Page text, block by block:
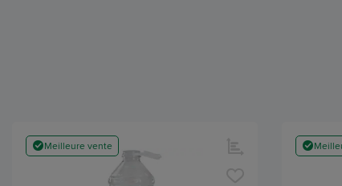
Meilleure vente